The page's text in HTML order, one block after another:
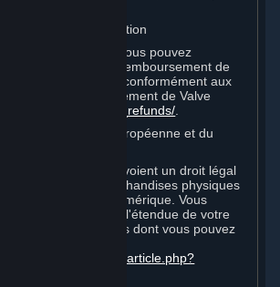
et droit de rétractation
droits légaux que vous pouvez
demander un remboursement de
ou achats sur Steam conformément aux
de remboursement de Valve
steam_refunds/
de l'Union européenne et du
et britannique prévoient un droit légal
contrats de marchandises physiques
de contenu numérique. Vous
d'informations sur l'étendue de votre
et les moyens dont vous pouvez
kb_article.php?